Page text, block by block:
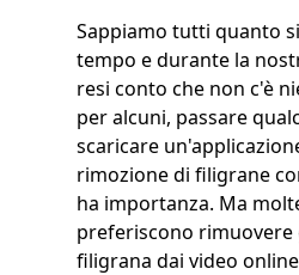
Sappiamo tutti quanto
tempo e durante la
resi conto che non c'è
per alcuni, passare
scaricare
rimozione di filigrane
ha importanza. Ma
preferiscono
filigrana dai video